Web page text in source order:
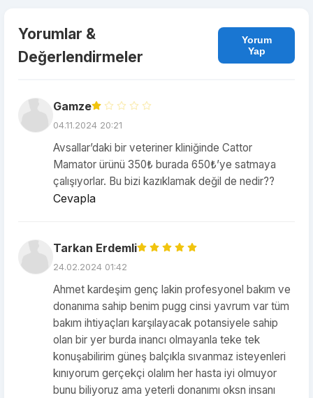
Yorumlar &
Değerlendirmeler
Yorum
Yap
Gamze
04.11.2024 20:21
Avsallar’daki bir veteriner kliniğinde Cattor
Mamator ürünü 350₺ burada 650₺’ye satmaya
çalışıyorlar. Bu bizi kazıklamak değil de nedir??
Cevapla
Tarkan Erdemli
24.02.2024 01:42
Ahmet kardeşim genç lakin profesyonel bakım ve
donanıma sahip benim pugg cinsi yavrum var tüm
bakım ihtiyaçları karşılayacak potansiyele sahip
olan bir yer burda inancı olmayanla teke tek
konuşabilirim güneş balçıkla sıvanmaz isteyenleri
kınıyorum gerçekçi olalım her hasta iyi olmuyor
bunu biliyoruz ama yeterli donanımı oksn insanı